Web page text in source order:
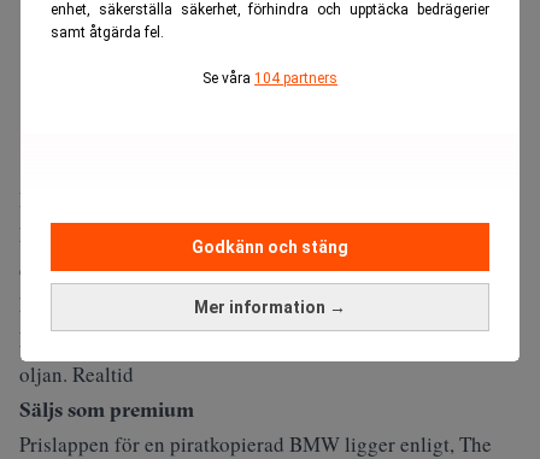
enhet, säkerställa säkerhet, förhindra och upptäcka bedrägerier
samt åtgärda fel.
Se våra 104 partners
Mer information →
Godkänn och stäng
Produktionen sker dels med komponentlager som blev
kvar efter att BMW 2022 valde att lämna Ryssland, och
dels med delar som tillverkats lokalt men som saknar den
kvalitetskontroll som bilmärket står för.
Läs också:Nya sanktioner mot Ryssland – ska slå mot
oljan. Realtid
Säljs som premium
Prislappen för en piratkopierad BMW ligger enligt, The